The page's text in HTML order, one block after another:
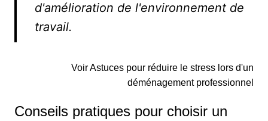
d'amélioration de l'environnement de
travail.
Voir Astuces pour réduire le stress lors d'un
déménagement professionnel
Conseils pratiques pour choisir un